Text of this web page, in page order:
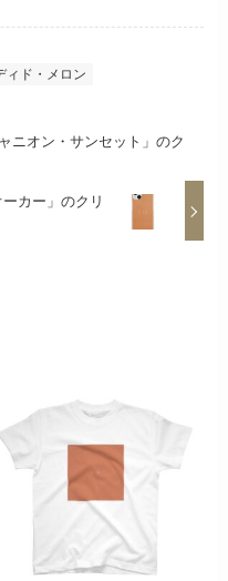
ィド・メロン
ニオン・サンセット」のク
カー」のクリ